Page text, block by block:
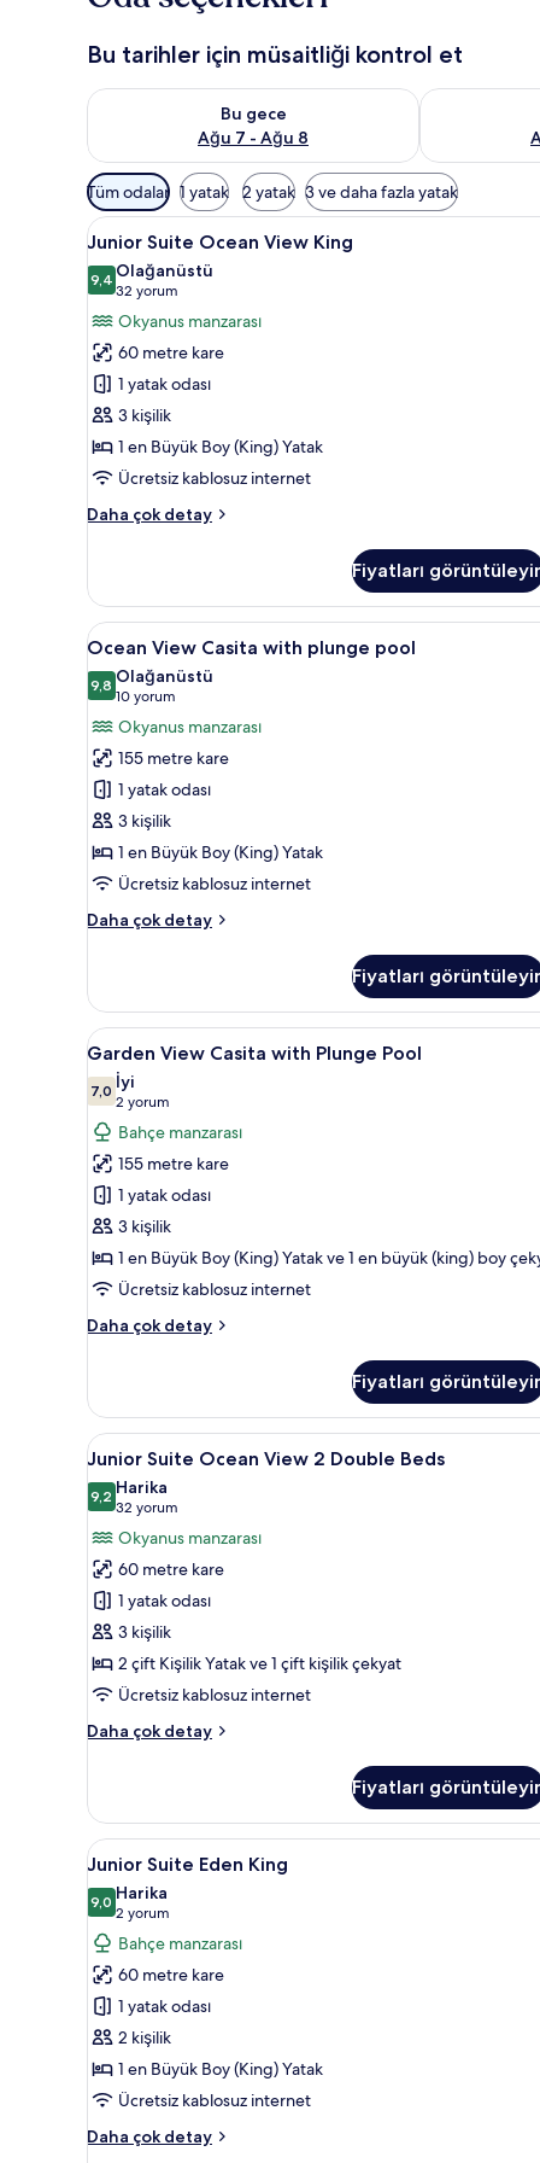
Bu tarihler için müsaitliği kontrol et
Bu gece
Ağu 7 - Ağu 8
Bu gece için müsaitliği kontrol et Ağu 7 - Ağu 8
Yarın için
Odalar
için
mevcut
filtreler
Tüm odalar 1 yatak 2 yatak 3 ve daha fazla yatak
Junior
Suite
Ocean
View
King
için
tüm
fotoğrafları
görün
Kaliteli yatak takımı, yastık
6
Junior Suite Ocean View King
9,49,4 / 10
Olağanüstü
32 yorum
(32
yorum)
Okyanus manzarası
60 metre kare
1 yatak odası
3 kişilik
1 en Büyük Boy (King) Yatak
Ücretsiz kablosuz internet
Daha çok detay
Junior
King
hakkında
daha
fazla
detay
Fiyatları
Ocean
View
Casita
with
plunge
pool
için
tüm
fotoğrafları
görün
9
Ocean View Casita with plunge pool
9,89,8 / 10
Olağanüstü
10 yorum
(10
yorum)
Okyanus manzarası
155 metre kare
1 yatak odası
3 kişilik
1 en Büyük Boy (King) Yatak
Ücretsiz kablosuz internet
Daha çok detay
Ocean
plunge
pool
hakkında
daha
fazla
detay
Fiyatları
Garden
View
Casita
with
Plunge
Pool
için
tüm
fotoğrafları
görün
Garden View Casita with
8
Garden View Casita with Plunge Pool
7,07,0 / 10
İyi
2 yorum
(2
yorum)
Bahçe manzarası
155 metre kare
1 yatak odası
3 kişilik
1 en Büyük Boy (King) Yatak ve 1 en büyük (king) boy
Ücretsiz kablosuz internet
Daha çok detay
Garden
Plunge
Pool
hakkında
daha
fazla
detay
Fiyatları
Junior
Suite
Ocean
View
2
Double
Beds
için
tüm
fotoğrafları
görün
Kaliteli yatak takımı, yastık
6
Junior Suite Ocean View 2 Double Beds
9,29,2 / 10
Harika
32 yorum
(32
yorum)
Okyanus manzarası
60 metre kare
1 yatak odası
3 kişilik
2 çift Kişilik Yatak ve 1 çift kişilik çekyat
Ücretsiz kablosuz internet
Daha çok detay
Junior
2
Double
Beds
hakkında
daha
fazla
detay
Fiyatları
Junior
Suite
Eden
King
için
tüm
fotoğrafları
görün
Junior Suite Eden King |
4
Junior Suite Eden King
9,09,0 / 10
Harika
2 yorum
(2
yorum)
Bahçe manzarası
60 metre kare
1 yatak odası
2 kişilik
1 en Büyük Boy (King) Yatak
Ücretsiz kablosuz internet
Daha çok detay
Junior